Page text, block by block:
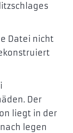
Datei nicht
Der
liegt in der
legen